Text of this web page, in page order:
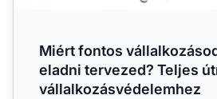
Miért fontos
eladni tervezed? Teljes
vállalkozásvédelemhez